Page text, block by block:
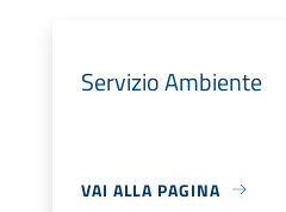
Servizio Ambiente
VAI ALLA PAGINA